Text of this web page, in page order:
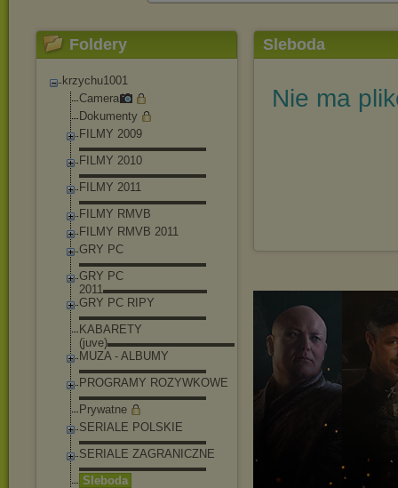
Foldery
krzychu1001
Camera
Dokumenty
FILMY 2009
▬▬▬▬▬▬▬▬▬▬▬
FILMY 2010
▬▬▬▬▬▬▬▬▬▬▬
FILMY 2011
▬▬▬▬▬▬▬▬▬▬▬
FILMY RMVB
FILMY RMVB 2011
GRY PC
▬▬▬▬▬▬▬▬▬▬▬
GRY PC
2011▬▬▬▬▬▬▬▬▬
GRY PC RIPY
▬▬▬▬▬▬▬▬▬▬▬
KABARETY
(juve)▬▬▬▬▬▬▬▬▬▬▬
MUZA - ALBUMY
▬▬▬▬▬▬▬▬▬▬▬
PROGRAMY ROZYWKOWE
▬▬▬▬▬▬▬▬▬▬▬
Prywatne
SERIALE POLSKIE
▬▬▬▬▬▬▬▬▬▬▬
SERIALE ZAGRANICZNE
▬▬▬▬▬▬▬▬▬▬▬
Sleboda
Sleboda
Nie ma